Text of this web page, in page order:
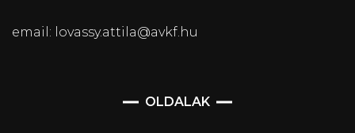
email: lovassy.attila@avkf.hu
OLDALAK